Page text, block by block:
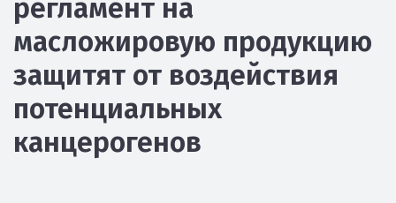
регламент на
масложировую продукцию
защитят от воздействия
потенциальных
канцерогенов